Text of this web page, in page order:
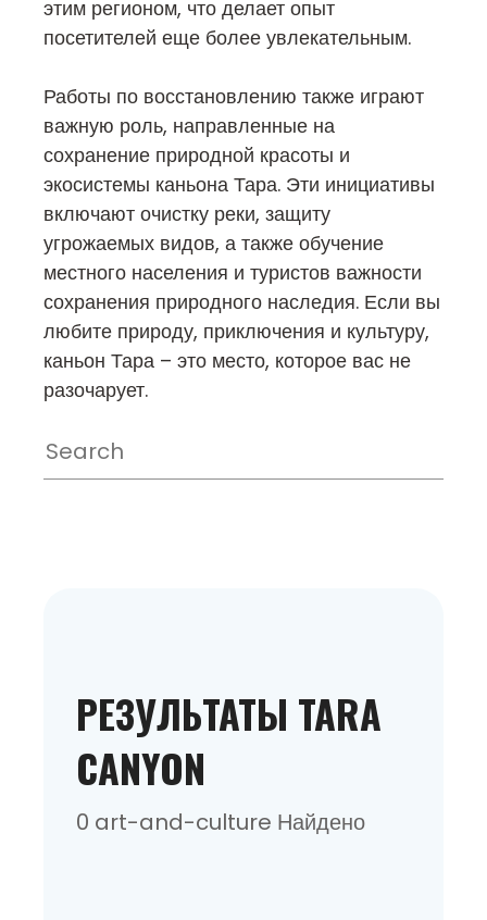
этим регионом, что делает опыт
посетителей еще более увлекательным.
Работы по восстановлению также играют
важную роль, направленные на
сохранение природной красоты и
экосистемы каньона Тара. Эти инициативы
включают очистку реки, защиту
угрожаемых видов, а также обучение
местного населения и туристов важности
сохранения природного наследия. Если вы
любите природу, приключения и культуру,
каньон Тара – это место, которое вас не
разочарует.
РЕЗУЛЬТАТЫ TARA
CANYON
0 art-and-culture Найдено